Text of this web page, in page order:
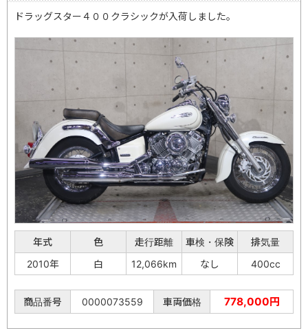
ドラッグスター４００クラシックが入荷しました。
年式 色 走行距離 車検・保険
排気量
2010年
白 12,066km なし 400cc
商品番号 0000073559 車両価格 778,000円